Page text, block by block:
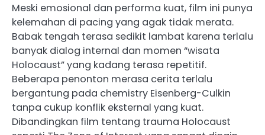
Meski emosional dan performa kuat, film ini punya
kelemahan di pacing yang agak tidak merata.
Babak tengah terasa sedikit lambat karena terlalu
banyak dialog internal dan momen “wisata
Holocaust” yang kadang terasa repetitif.
Beberapa penonton merasa cerita terlalu
bergantung pada chemistry Eisenberg-Culkin
tanpa cukup konflik eksternal yang kuat.
Dibandingkan film tentang trauma Holocaust